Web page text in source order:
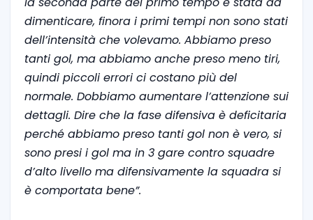
dimenticare, finora i primi tempi non sono stati
dell’intensità che volevamo. Abbiamo preso
tanti gol, ma abbiamo anche preso meno tiri,
quindi piccoli errori ci costano più del
normale. Dobbiamo aumentare l’attenzione sui
dettagli. Dire che la fase difensiva è deficitaria
perché abbiamo preso tanti gol non è vero, si
sono presi i gol ma in 3 gare contro squadre
d’alto livello ma difensivamente la squadra si
è comportata bene”.